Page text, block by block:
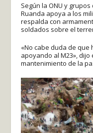
Según la ONU y
Ruanda apoya a los
respalda con
soldados sobre el
«No cabe duda de
apoyando al M23»,
mantenimiento de la